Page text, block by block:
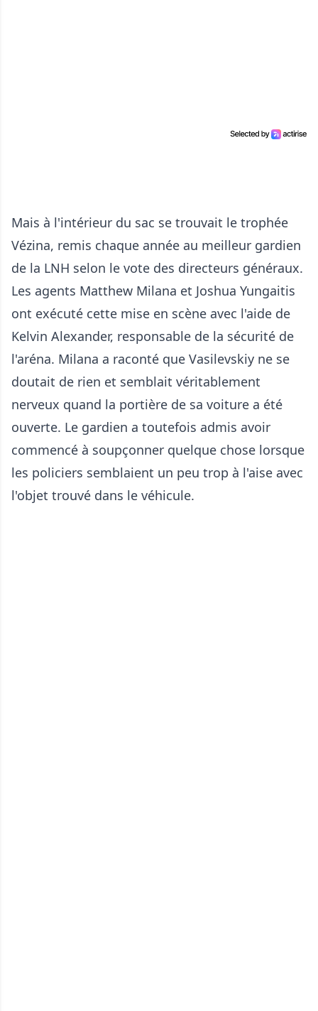
Mais à l'intérieur du sac se trouvait le trophée
Vézina, remis chaque année au meilleur gardien
de la LNH selon le vote des directeurs généraux.
Les agents Matthew Milana et Joshua Yungaitis
ont exécuté cette mise en scène avec l'aide de
Kelvin Alexander, responsable de la sécurité de
l'aréna. Milana a raconté que Vasilevskiy ne se
doutait de rien et semblait véritablement
nerveux quand la portière de sa voiture a été
ouverte. Le gardien a toutefois admis avoir
commencé à soupçonner quelque chose lorsque
les policiers semblaient un peu trop à l'aise avec
l'objet trouvé dans le véhicule.